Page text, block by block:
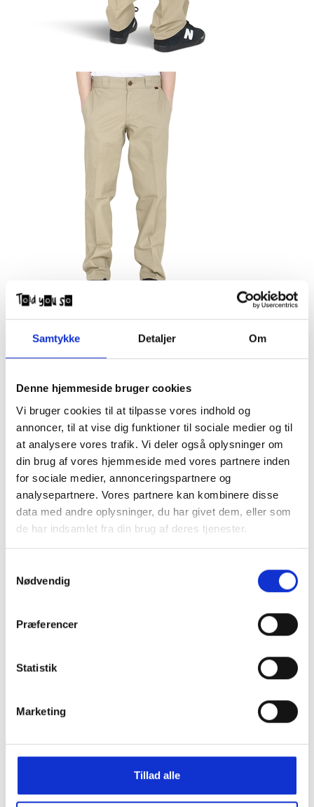
Samtykke Detaljer Om
Denne hjemmeside bruger cookies
Vi bruger cookies til at tilpasse vores indhold og
annoncer, til at vise dig funktioner til sociale medier og til
at analysere vores trafik. Vi deler også oplysninger om
din brug af vores hjemmeside med vores partnere inden
for sociale medier, annonceringspartnere og
analysepartnere. Vores partnere kan kombinere disse
data med andre oplysninger, du har givet dem, eller som
de har indsamlet fra din brug af deres tjenester.
Nødvendig
Præferencer
Statistik
Marketing
Tillad alle
Dickies Straight Work Pant Flex Khaki
Dickies bukser model Flex sandfarvet
- Også kendt som Industrial pant. Denne model har været
skaternes favorit længe. Kombinationen af afslappet straight
pasform, høj slidstyrke og smidigt flex materiale har gjort Dickies
Flex Bukser til en sikker vinder.
65% Polyester 35% Bomuld
NB Buksestørrelser.
Modellen er 14 år / 170 cm høj og har str. 29/30 på.
HURTIG LEVERING 1-3 HVERDAGE